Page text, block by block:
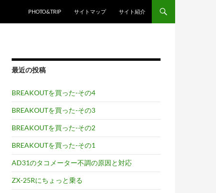
PHOTO&TRIP サイトマップ サイト紹介
最近の投稿
BREAKOUTを買った-その4
BREAKOUTを買った-その3
BREAKOUTを買った-その2
BREAKOUTを買った-その1
AD31のタコメーター不調の原因と対応
ZX-25Rにちょっと乗る